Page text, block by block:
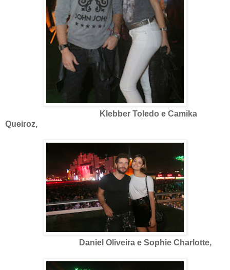
Klebber Toledo e Camika
Queiroz,
Daniel Oliveira e Sophie Charlotte,